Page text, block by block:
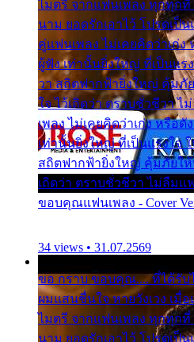
ไมตรี จากแฟนเพลง ทุกทุก
นาม ยอดรักเอาไว้ โปรดเป็
คู่แฟนเพลง ไม่เคยคิดว่าเก่
ผู้ฟัง เท่านั้นยิ่งใหญ่ ที่เป็นแร
วา สถิตฟากฟ้ายิ่งใหญ่ คุ้มภั
ใจ ไว้เถิดว่า ตราบชั่วชีวา
เพลง ไม่เคยคิดว่าเก่ง หรือ
เท่านั้นยิ่งใหญ่ ที่เป็นแรงใจ
สถิตฟากฟ้ายิ่งใหญ่ คุ้มภัยให้
เถิดว่า ตราบชั่วชีวา ไม่ลืมแ
ขอบคุณแฟนเพลง - Cover
34 views • 31.07.2569
ขอ กราบ ขอบคุณ.... ที่ได้รั
ผมแสนชื่นใจ หายวังเวง เมื่
ไมตรี จากแฟนเพลง ทุกทุก
นาม ยอดรักเอาไว้ โปรดเป็